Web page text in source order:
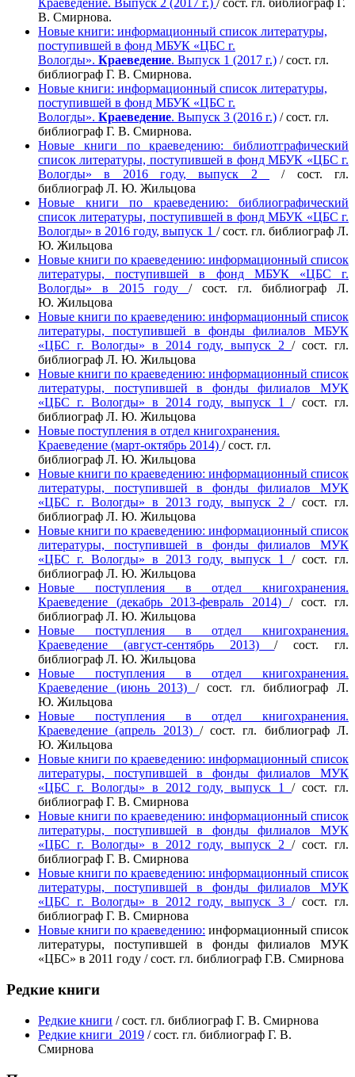
Краеведение. Выпуск 2 (2017 г.) / сост. гл. библиограф Г.
В. Смирнова.
Новые книги: информационный список литературы,
поступившей в фонд МБУК «ЦБС г.
Вологды». Краеведение. Выпуск 1 (2017 г.) / сост. гл.
библиограф Г. В. Смирнова.
Новые книги: информационный список литературы,
поступившей в фонд МБУК «ЦБС г.
Вологды». Краеведение. Выпуск 3 (2016 г.) / сост. гл.
библиограф Г. В. Смирнова.
Новые книги по краеведению: библиотграфический
список литературы, поступившей в фонд МБУК «ЦБС г.
Вологды» в 2016 году, выпуск 2
/ сост. гл.
библиограф Л. Ю. Жильцова
Новые книги по краеведению: библиографический
список литературы, поступившей в фонд МБУК «ЦБС г.
Вологды» в 2016 году, выпуск 1 /сост. гл. библиографЛ.
Ю. Жильцова
Новые книги по краеведению: информационный список
литературы, поступившей в фонд МБУК «ЦБС г.
Вологды» в 2015 году / сост. гл. библиограф Л.
Ю. Жильцова
Новые книги по краеведению: информационный список
литературы, поступившей в фонды филиалов МБУК
«ЦБС г. Вологды» в 2014 году, выпуск 2/сост. гл.
библиограф Л. Ю. Жильцова
Новые книги по краеведению: информационный список
литературы, поступившей в фонды филиалов МУК
«ЦБС г. Вологды» в 2014 году, выпуск 1/сост. гл.
библиограф Л. Ю. Жильцова
Новые поступления в отдел книгохранения.
Краеведение (март-октябрь 2014) /сост. гл.
библиограф Л. Ю. Жильцова
Новые книги по краеведению: информационный список
литературы, поступившей в фонды филиалов МУК
«ЦБС г. Вологды» в 2013 году, выпуск 2/сост. гл.
библиограф Л. Ю. Жильцова
Новые книги по краеведению: информационный список
литературы, поступившей в фонды филиалов МУК
«ЦБС г. Вологды» в 2013 году, выпуск 1/сост. гл.
библиограф Л. Ю. Жильцова
Новые поступления в отдел книгохранения.
Краеведение (декабрь 2013-февраль 2014) / сост. гл.
библиограф Л. Ю. Жильцова
Новые поступления в отдел книгохранения.
Краеведение (август-сентябрь 2013)/сост. гл.
библиограф Л. Ю. Жильцова
Новые поступления в отдел книгохранения.
Краеведение (июнь 2013) /сост. гл. библиографЛ.
Ю. Жильцова
Новые поступления в отдел книгохранения.
Краеведение (апрель 2013) /сост. гл. библиографЛ.
Ю. Жильцова
Новые книги по краеведению: информационный список
литературы, поступившей в фонды филиалов МУК
«ЦБС г. Вологды» в 2012 году, выпуск 1/ сост. гл.
библиограф Г. В. Смирнова
Новые книги по краеведению: информационный список
литературы, поступившей в фонды филиалов МУК
«ЦБС г. Вологды» в 2012 году, выпуск 2/ сост. гл.
библиограф Г. В. Смирнова
Новые книги по краеведению: информационный список
литературы, поступившей в фонды филиалов МУК
«ЦБС г. Вологды» в 2012 году, выпуск 3/ сост. гл.
библиограф Г. В. Смирнова
Новые книги по краеведению: информационный список
литературы, поступившей в фонды филиалов МУК
«ЦБС» в 2011 году / сост. гл. библиограф Г.В. Смирнова
Редкие книги
Редкие книги / сост. гл. библиограф Г. В. Смирнова
Редкие книги_2019 / сост. гл. библиограф Г. В.
Смирнова